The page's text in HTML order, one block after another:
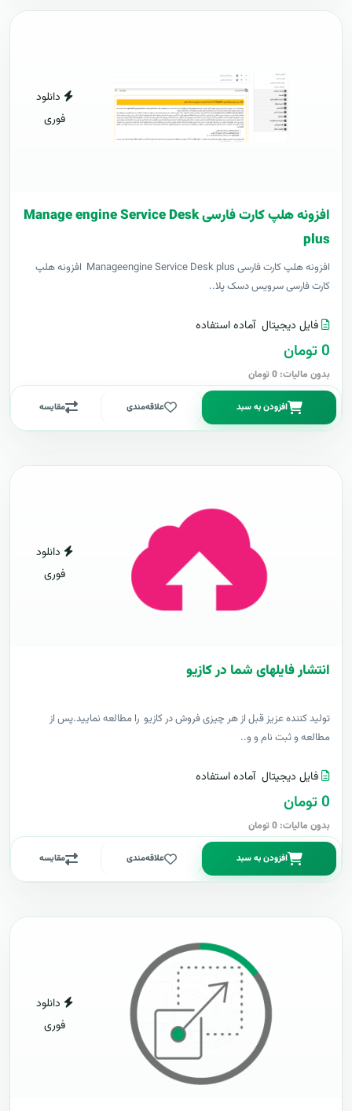
دانلود
فوری
افزونه هلپ کارت فارسی Manage engine Service Desk
plus
افزونه هلپ کارت فارسی Manageengine Service Desk plus افزونه هلپ
کارت فارسی سرویس دسک پلا..
فایل دیجیتال آماده استفاده
0 تومان
بدون مالیات: 0 تومان
افزودن به سبد علاقه‌مندی مقایسه
دانلود
فوری
انتشار فایلهای شما در کازیو
توليد کننده عزيز قبل از هر چیزی فروش در کازیو را مطالعه نمایید.پس از
مطالعه و ثبت نام و و..
فایل دیجیتال آماده استفاده
0 تومان
بدون مالیات: 0 تومان
افزودن به سبد علاقه‌مندی مقایسه
دانلود
فوری